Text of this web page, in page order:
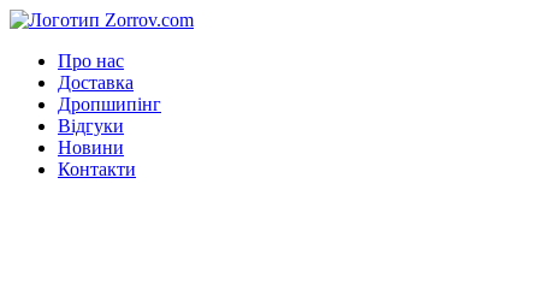
Про нас
Доставка
Дропшипінг
Відгуки
Новини
Контакти